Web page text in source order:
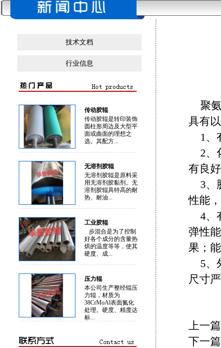
技术文档
行业信息
传动胶辊
传动胶辊是转印装饰
圆柱形周边及大型平
面或曲面的理想之
选。其配方...
无溶剂胶辊
无溶剂胶辊是原料采
用无溶剂胶黏剂。无
溶剂胶辊具特高的耐
热、耐油...
工业胶辊
步混合是为了控制
好各个成分的含量热
烘的温度等等，使其
硬度、成...
压力辊
本公司生产整经辊压
力辊，材质为
38CrMoAl表面氮化
处理。硬度、精度达
标...
聚
具有
1、
2、
有良
3、
性能
4、
弹性
果；
5、
尺寸
上一
下一